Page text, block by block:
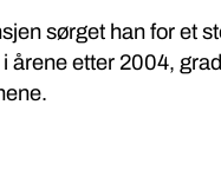
sørget han for et
årene etter 2004,